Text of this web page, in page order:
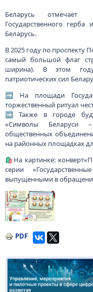
Беларусь отмечает
Государственного герба
Беларусь.
В 2025 году по проспекту
самый большой флаг
ширина). В этом
патриотических сил
➡️ На площади
торжественный ритуал
➡️ Также в городе
«Символы Беларуси
общественных
на районных площадках
🛍️На картинке:
серии
выпущенными в
Изображение
PDF